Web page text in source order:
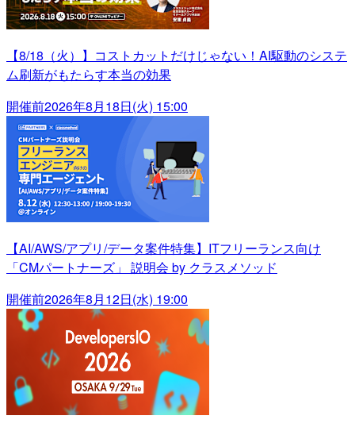
【8/18（火）】コストカットだけじゃない！AI駆動のシステ
ム刷新がもたらす本当の効果
開催前2026年8月18日(火) 15:00
【AI/AWS/アプリ/データ案件特集】ITフリーランス向け
「CMパートナーズ」 説明会 by クラスメソッド
開催前2026年8月12日(水) 19:00